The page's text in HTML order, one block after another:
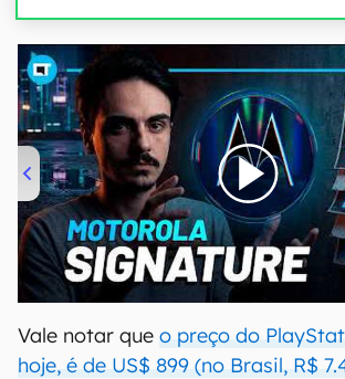
00:00/20:46
Vale notar que o preço do
hoje, é de US$ 899 (no Brasil, R$